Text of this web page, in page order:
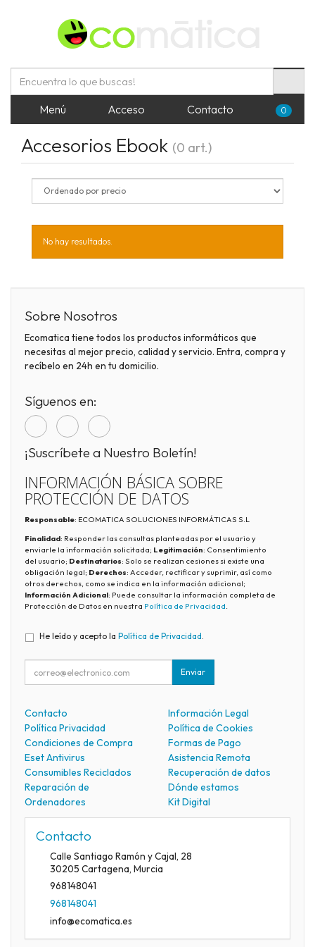
Menú Acceso Contacto 0
Accesorios Ebook (0 art.)
No hay resultados.
Sobre Nosotros
Ecomatica tiene todos los productos informáticos que
necesitas al mejor precio, calidad y servicio. Entra, compra y
recíbelo en 24h en tu domicilio.
Síguenos en:
¡Suscríbete a Nuestro Boletín!
INFORMACIÓN BÁSICA SOBRE
PROTECCIÓN DE DATOS
Responsable: ECOMATICA SOLUCIONES INFORMÁTICAS S.L
Finalidad: Responder las consultas planteadas por el usuario y
enviarle la información solicitada; Legitimación: Consentimiento
del usuario; Destinatarios: Solo se realizan cesiones si existe una
obligación legal; Derechos: Acceder, rectificar y suprimir, así como
otros derechos, como se indica en la información adicional;
Información Adicional: Puede consultar la información completa de
Protección de Datos en nuestra Política de Privacidad
He leído y acepto la Política de Privacidad.
Enviar
Contacto
Información Legal
Política Privacidad
Política de Cookies
Condiciones de Compra
Formas de Pago
Eset Antivirus
Asistencia Remota
Consumibles Reciclados
Recuperación de datos
Reparación de
Ordenadores
Dónde estamos
Kit Digital
Contacto
Calle Santiago Ramón y Cajal, 28
30205 Cartagena, Murcia
968148041
968148041
info@ecomatica.es